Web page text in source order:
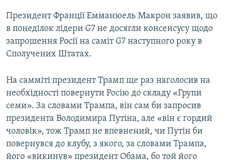
Президент Франції Емманюель Макрон заявив, що
в понеділок лідери G7 не досягли консенсусу щодо
запрошення Росії на саміт G7 наступного року в
Сполучених Штатах.
На самміті президент Трамп ще раз наголосив на
необхідності повернути Росію до складу «Групи
семи». За словами Трампа, він сам би запросив
президента Володимира Путіна, але «він є гордий
чоловік», тож Трамп не впевнений, чи Путін би
повернувся до клубу, з якого, за словами Трампа,
його «викинув» президент Обама, бо той його